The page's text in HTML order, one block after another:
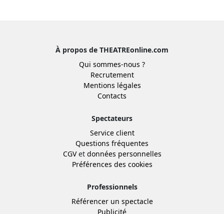
À propos de THEATREonline.com
Qui sommes-nous ?
Recrutement
Mentions légales
Contacts
Spectateurs
Service client
Questions fréquentes
CGVet données personnelles
Préférences des cookies
Professionnels
Référencer un spectacle
Publicité